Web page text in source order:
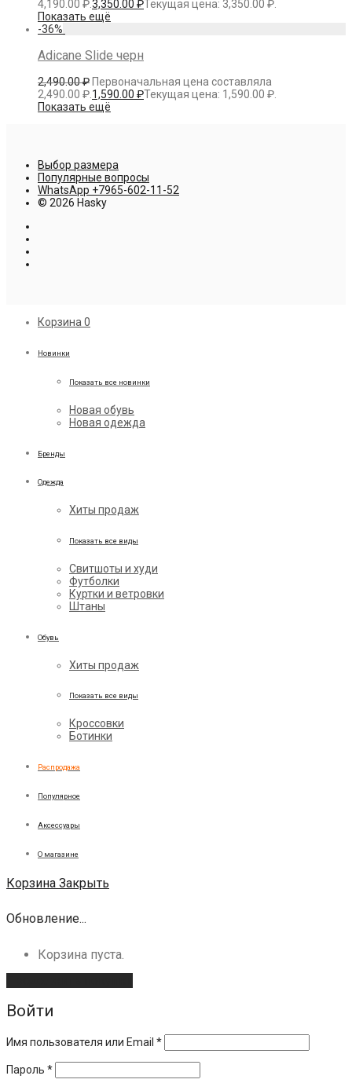
4,190.00 ₽.3,350.00 ₽Текущая цена: 3,350.00 ₽.
Показать ещё
-36%
Adicane Slide черн
2,490.00₽ Первоначальная цена составляла
2,490.00 ₽. 1,590.00 ₽Текущая цена: 1,590.00 ₽.
Показать ещё
Выбор размера
Популярные вопросы
WhatsApp +7965-602-11-52
© 2026 Hasky
Корзина 0
Новинки
Показать все новинки
Новая обувь
Новая одежда
Бренды
Одежда
Хиты продаж
Показать все виды
Свитшоты и худи
Футболки
Куртки и ветровки
Штаны
Обувь
Хиты продаж
Показать все виды
Кроссовки
Ботинки
Распродажа
Популярное
Аксессуары
О магазине
Корзина Закрыть
Обновление...
Корзина пуста.
Войти
Имя пользователя или Email *
Пароль *